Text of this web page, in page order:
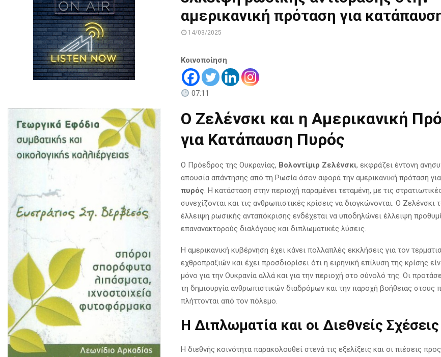
αμερικανική πρόταση για
14/03/2025
Κοινοποίηση
07:11
Ο Ζελένσκι και η Αμερικανική
για Κατάπαυση Πυρός
Ο Πρόεδρος της Ουκρανίας, Βολοντίμιρ Ζελένσκι, εκφράζει έντονη
απουσία απάντησης από τη Ρωσία όσον αφορά την αμερικανική πρόταση για
πυρός. Η κατάσταση στην περιοχή παραμένει τεταμένη, με τις
συνεχίζονται και τις ανθρωπιστικές κρίσεις να διογκώνονται. Ο Ζελένσκι
έλλειψη ρωσικής ανταπόκρισης ενδέχεται να υποδηλώνει έλλειψη
επανανακτορούς διαλόγους και διπλωματικές λύσεις.
Η αμερικανική κυβέρνηση έχει κάνει πολλαπλές εκκλήσεις για τον
εχθροπραξιών και έχει προσδιορίσει ότι η ειρηνική επίλυση της κρίσης
μόνο για την Ουκρανία αλλά και για την περιοχή στο σύνολό της. Οι
τη δημιουργία ανθρωπιστικών διαδρόμων και την παροχή βοήθειας στους
πλήττονται από τον πόλεμο.
Η Διπλωματία και οι Διεθνείς Σχέσεις
Η διεθνής κοινότητα παρακολουθεί στενά τις εξελίξεις και οι πιέσεις